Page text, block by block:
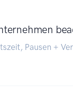
Pausen +